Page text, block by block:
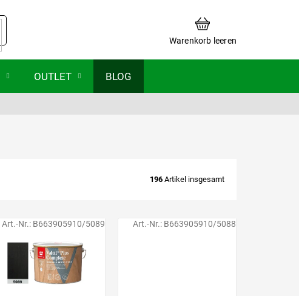
WARENKORB
Warenkorb leeren
OUTLET BLOG
196 Artikel insgesamt
Art.-Nr.: B663905910/5089 Art.-Nr.: B663905910/5088